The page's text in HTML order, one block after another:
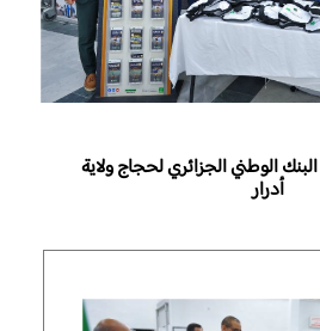
البنك الوطني الجزائري لحجاج ولاية
أدرار